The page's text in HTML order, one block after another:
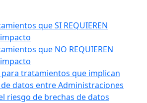
que SI REQUIEREN
que NO REQUIEREN
tratamientos que implican
datos entre Administraciones
riesgo de brechas de datos